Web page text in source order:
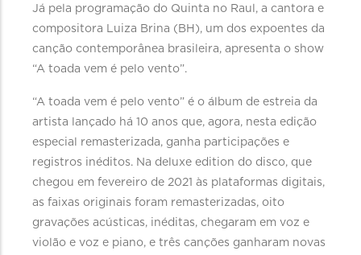
Já pela programação do Quinta no Raul, a cantora e
compositora Luiza Brina (BH), um dos expoentes da
canção contemporânea brasileira, apresenta o show
“A toada vem é pelo vento”.
“A toada vem é pelo vento” é o álbum de estreia da
artista lançado há 10 anos que, agora, nesta edição
especial remasterizada, ganha participações e
registros inéditos. Na deluxe edition do disco, que
chegou em fevereiro de 2021 às plataformas digitais,
as faixas originais foram remasterizadas, oito
gravações acústicas, inéditas, chegaram em voz e
violão e voz e piano, e três canções ganharam novas